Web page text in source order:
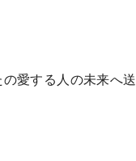
愛する人の未来へ送